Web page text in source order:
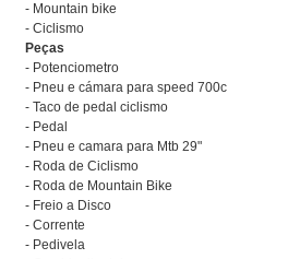
- Mountain bike
- Ciclismo
Peças
- Potenciometro
- Pneu e cámara para speed 700c
- Taco de pedal ciclismo
- Pedal
- Pneu e camara para Mtb 29"
- Roda de Ciclismo
- Roda de Mountain Bike
- Freio a Disco
- Corrente
- Pedivela